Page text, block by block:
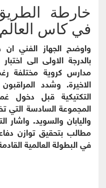
خارطة
في كاس
واوضح الجهاز الفني
بالدرجة الاولى الى
مدارس كروية مختلفة رغم
الاخيرة. وشدد
التكتيكية قبل دخول
المجموعة السادسة التي
واليابان والسويد. واشار
مطالب بتحقيق توازن
في البطولة العالمية